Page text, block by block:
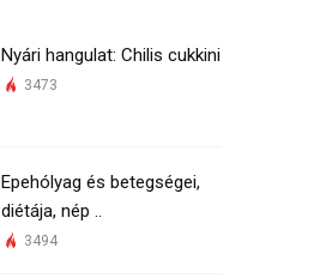
Nyári hangulat: Chilis cukkini
3473
Epehólyag és betegségei,
diétája, nép ..
3494